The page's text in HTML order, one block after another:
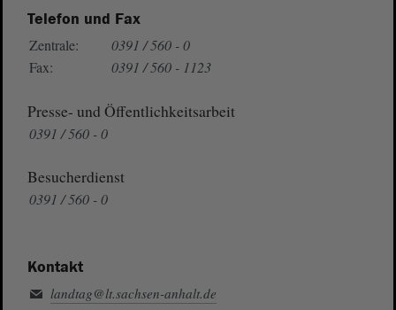
Telefon und Fax
Zentrale:
0391 / 560 - 0
Fax:
0391 / 560 - 1123
Presse- und Öffentlichkeitsarbeit
0391 / 560 - 0
Besucherdienst
0391 / 560 - 0
Kontakt
landtag@lt.sachsen-anhalt.de